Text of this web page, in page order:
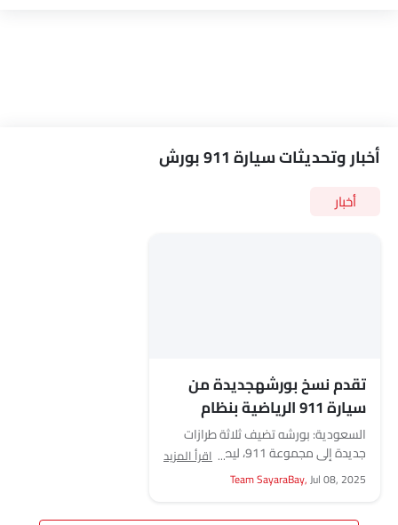
أخبار وتحديثات سيارة 911 بورش
أخبار
تقدم نسخ بورشهجديدة من
سيارة 911 الرياضية بنظام
الدفع الرباعي
السعودية: بورشه تضيف ثلاثة طرازات
جديدة إلى مجموعة 911، ليصبح عدد
سيارات 911 المزودة بنظام الدفع الرباعي
ستة طرازات. كاريرا...
اقرأ المزيد
Team SayaraBay,Jul 08, 2025